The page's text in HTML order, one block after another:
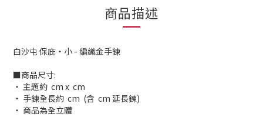
商品描述
白沙屯 保庇・小 - 編織金手鍊
■商品尺寸:
‧ 主題約 cm x cm
‧ 手鍊全長約 cm (含 cm 延長鍊)
‧ 商品為全立體